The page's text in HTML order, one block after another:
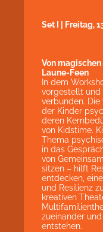
Set I | Freitag,
Von
Laune-Feen
In dem
vorgestellt und
verbunden.
der Kinder
deren
von Kidstime.
Thema
in das
von
sitzen – hilft
entdecken,
und Resilienz
kreativen
zueinander
entstehen.